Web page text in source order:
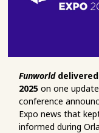
Funworlddelivered
2025 on one
conference
Expo news that
informed during